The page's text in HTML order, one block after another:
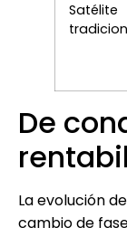
Satélite
De
La evolución
cambio de